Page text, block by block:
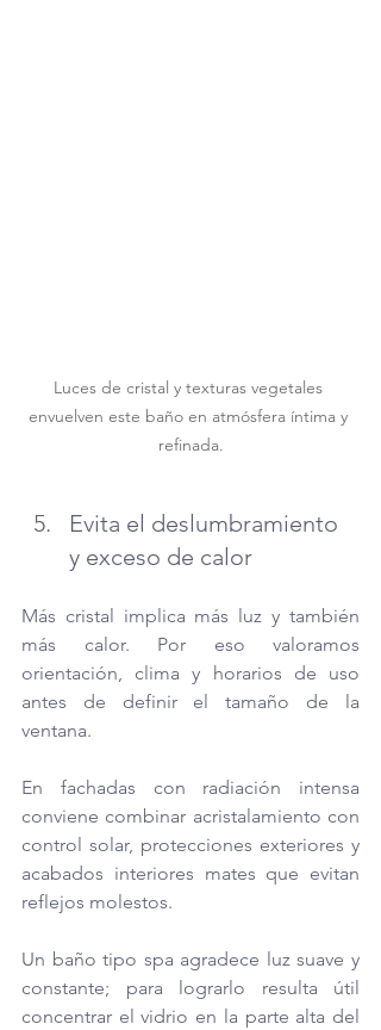
Luces de cristal y texturas vegetales
envuelven este baño en atmósfera íntima y
refinada.
Evita el deslumbramiento
y exceso de calor
Más cristal implica más luz y también
más calor. Por eso valoramos
orientación, clima y horarios de uso
antes de definir el tamaño de la
ventana.
En fachadas con radiación intensa
conviene combinar acristalamiento con
control solar, protecciones exteriores y
acabados interiores mates que evitan
reflejos molestos.
Un baño tipo spa agradece luz suave y
constante; para lograrlo resulta útil
concentrar el vidrio en la parte alta del